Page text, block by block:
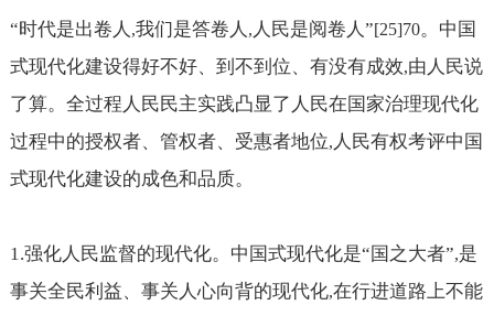
“时代是出卷人 ,我们是答卷人 , 人民是阅卷人”[25]70。中国
式现代化建设得好不好、到不到位、有没有成效,由人民说
了算。全过程人民民主实践凸显了人民在国家治理现代化
过程中的授权者、管权者、受惠者地位, 人民有权考评中国
式现代化建设的成色和品质。
1.强化人民监督的现代化。中国式现代化是“国之大者”,是
事关全民利益、事关人心向背的现代化,在行进道路上不能